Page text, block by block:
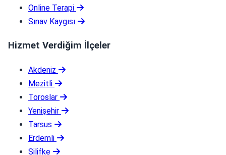
Online Terapi
Sınav Kaygısı
Hizmet Verdiğim İlçeler
Akdeniz
Mezitli
Toroslar
Yenişehir
Tarsus
Erdemli
Silifke